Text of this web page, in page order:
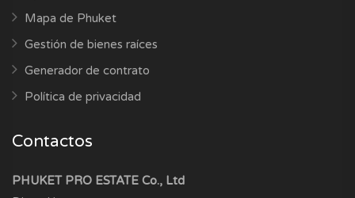
Mapa de Phuket
Gestión de bienes raíces
Generador de contrato
Política de privacidad
Contactos
PHUKET PRO ESTATE Co., Ltd